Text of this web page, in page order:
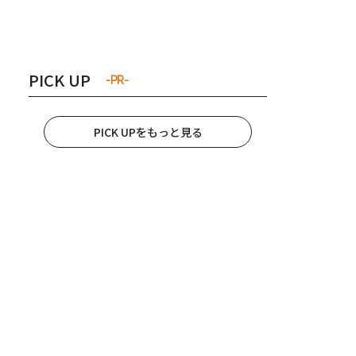
PICK UP -PR-
PICK UPをもっと見る